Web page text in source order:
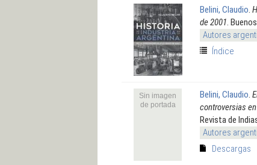
Belini, Claudio
de 2001 .
Autores
Índice
Sin imagen
de portada
Belini, Claudio
controversias
Revista de
Autores
Descargas